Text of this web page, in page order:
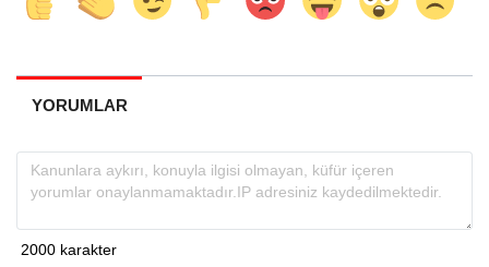
YORUMLAR